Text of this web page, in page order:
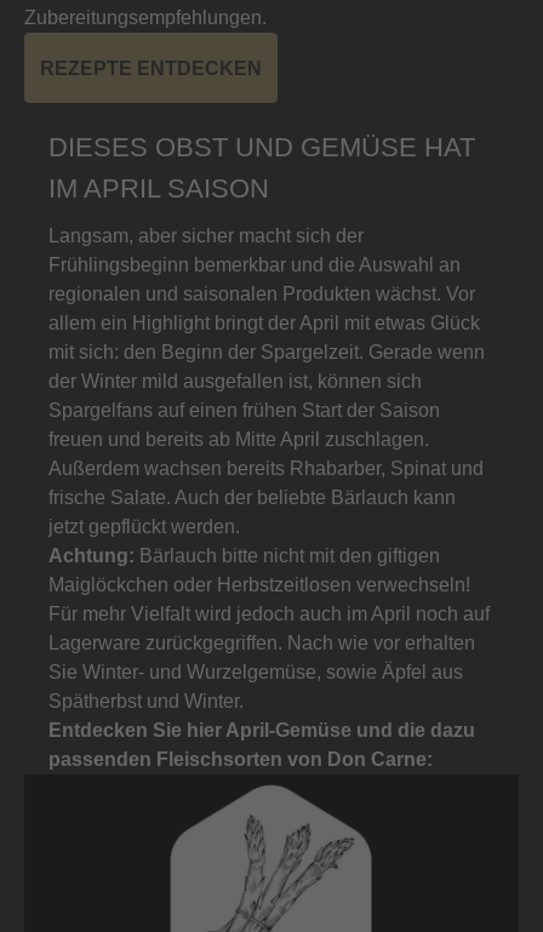
Zubereitungsempfehlungen.
REZEPTE ENTDECKEN
DIESES OBST UND GEMÜSE HAT
IM APRIL SAISON
Langsam, aber sicher macht sich der
Frühlingsbeginn bemerkbar und die Auswahl an
regionalen und saisonalen Produkten wächst. Vor
allem ein Highlight bringt der April mit etwas Glück
mit sich: den Beginn der Spargelzeit. Gerade wenn
der Winter mild ausgefallen ist, können sich
Spargelfans auf einen frühen Start der Saison
freuen und bereits ab Mitte April zuschlagen.
Außerdem wachsen bereits Rhabarber, Spinat und
frische Salate. Auch der beliebte Bärlauch kann
jetzt gepflückt werden.
Achtung: Bärlauch bitte nicht mit den giftigen
Maiglöckchen oder Herbstzeitlosen verwechseln!
Für mehr Vielfalt wird jedoch auch im April noch auf
Lagerware zurückgegriffen. Nach wie vor erhalten
Sie Winter- und Wurzelgemüse, sowie Äpfel aus
Spätherbst und Winter.
Entdecken Sie hier April-Gemüse und die dazu
passenden Fleischsorten von Don Carne: